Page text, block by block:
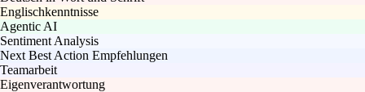
Englischkenntnisse
Agentic AI
Sentiment Analysis
Next Best Action Empfehlungen
Teamarbeit
Eigenverantwortung